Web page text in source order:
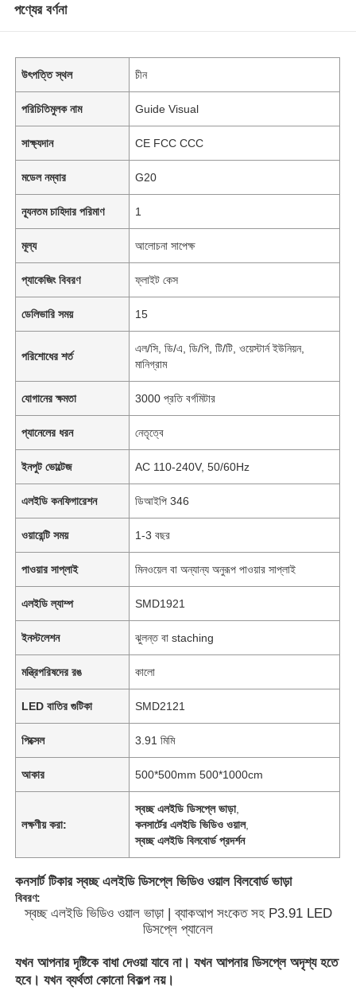
পণ্যের বর্ণনা
উৎপত্তি স্থল চীন
পরিচিতিমুলক নাম Guide Visual
সাক্ষ্যদান CE FCC CCC
মডেল নম্বার G20
ন্যূনতম চাহিদার পরিমাণ 1
মূল্য আলোচনা সাপেক্ষ
প্যাকেজিং বিবরণ ফ্লাইট কেস
ডেলিভারি সময় 15
পরিশোধের শর্ত
এল/সি, ডি/এ, ডি/পি, টি/টি, ওয়েস্টার্ন ইউনিয়ন,
মানিগ্রাম
যোগানের ক্ষমতা 3000 প্রতি বর্গমিটার
প্যানেলের ধরন নেতৃত্বে
ইনপুট ভোল্টেজ AC 110-240V, 50/60Hz
এলইডি কনফিগারেশন ডিআইপি 346
ওয়ারেন্টি সময় 1-3 বছর
পাওয়ার সাপ্লাই মিনওয়েল বা অন্যান্য অনুরূপ পাওয়ার সাপ্লাই
এলইডি ল্যাম্প SMD1921
ইনস্টলেশন ঝুলন্ত বা staching
মন্ত্রিপরিষদের রঙ কালো
LED বাতির গুটিকা SMD2121
পিক্সেল 3.91 মিমি
আকার 500*500mm 500*1000cm
লক্ষণীয় করা:
স্বচ্ছ এলইডি ডিসপ্লে ভাড়া,
কনসার্টের এলইডি ভিডিও ওয়াল,
স্বচ্ছ এলইডি বিলবোর্ড প্রদর্শন
কনসার্ট টিকার স্বচ্ছ এলইডি ডিসপ্লে ভিডিও ওয়াল বিলবোর্ড ভাড়া
বিবরণ:
স্বচ্ছ এলইডি ভিডিও ওয়াল ভাড়া | ব্যাকআপ সংকেত সহ P3.91 LED
ডিসপ্লে প্যানেল
যখন আপনার দৃষ্টিকে বাধা দেওয়া যাবে না। যখন আপনার ডিসপ্লে অদৃশ্য হতে
হবে। যখন ব্যর্থতা কোনো বিকল্প নয়।